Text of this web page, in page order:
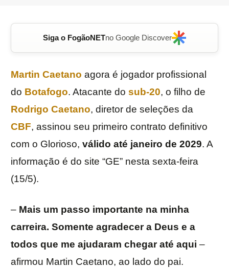
Siga o FogãoNETno Google Discover
Martin Caetano agora é jogador profissional
do Botafogo. Atacante do sub-20, o filho de
Rodrigo Caetano, diretor de seleções da
CBF, assinou seu primeiro contrato definitivo
com o Glorioso, válido até janeiro de 2029. A
informação é do site “GE” nesta sexta-feira
(15/5).
– Mais um passo importante na minha
carreira. Somente agradecer a Deus e a
todos que me ajudaram chegar até aqui –
afirmou Martin Caetano, ao lado do pai.